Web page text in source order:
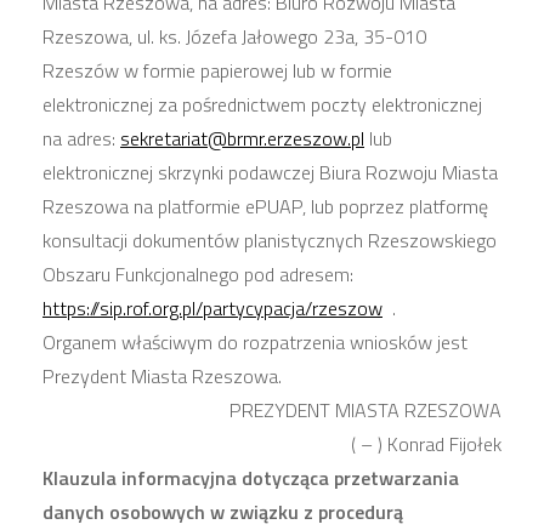
Rzeszowa, ul. ks. Józefa Jałowego 23a, 35-010
Rzeszów w formie papierowej lub w formie
elektronicznej za pośrednictwem poczty elektronicznej
na adres: sekretariat@brmr.erzeszow.pl lub
elektronicznej skrzynki podawczej Biura Rozwoju Miasta
Rzeszowa na platformie ePUAP, lub poprzez platformę
konsultacji dokumentów planistycznych Rzeszowskiego
Obszaru Funkcjonalnego pod adresem:
https://sip.rof.org.pl/partycypacja/rzeszow .
Organem właściwym do rozpatrzenia wniosków jest
Prezydent Miasta Rzeszowa.
PREZYDENT MIASTA RZESZOWA
( – ) Konrad Fijołek
Klauzula informacyjna dotycząca przetwarzania
danych osobowych w związku z procedurą